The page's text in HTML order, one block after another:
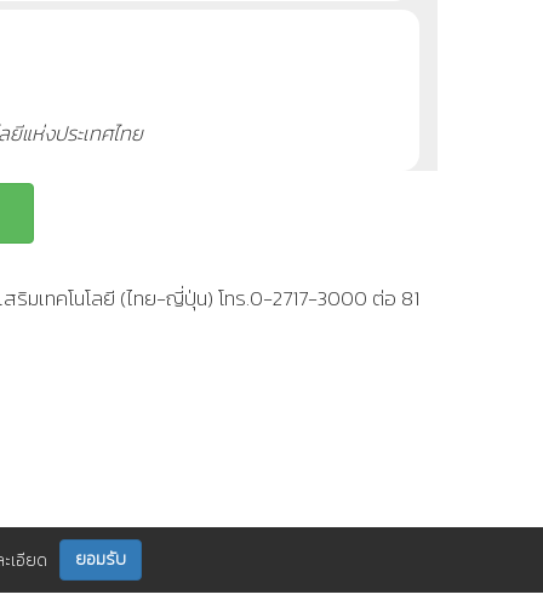
แห่งประเทศไทย
ริมเทคโนโลยี (ไทย-ญี่ปุ่น) โทร.0-2717-3000 ต่อ 81
เอียด ยอมรับ